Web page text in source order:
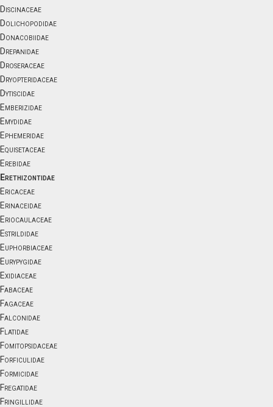
Discinaceae
Dolichopodidae
Donacobiidae
Drepanidae
Droseraceae
Dryopteridaceae
Dytiscidae
Emberizidae
Emydidae
Ephemeridae
Equisetaceae
Erebidae
Erethizontidae
Ericaceae
Erinaceidae
Eriocaulaceae
Estrildidae
Euphorbiaceae
Eurypygidae
Exidiaceae
Fabaceae
Fagaceae
Falconidae
Flatidae
Fomitopsidaceae
Forficulidae
Formicidae
Fregatidae
Fringillidae